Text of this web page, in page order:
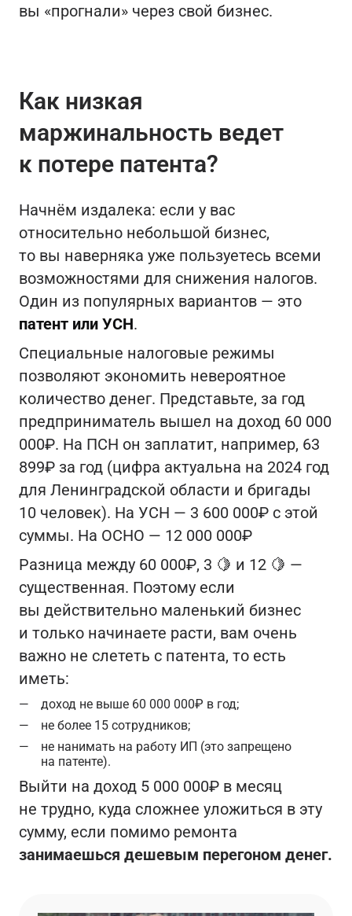
вы «прогнали» через свой бизнес.
Как низкая
маржинальность ведет
к потере патента?
Начнём издалека: если у вас
относительно небольшой бизнес,
то вы наверняка уже пользуетесь всеми
возможностями для снижения налогов.
Один из популярных вариантов — это
патент или УСН.
Специальные налоговые режимы
позволяют экономить невероятное
количество денег. Представьте, за год
предприниматель вышел на доход 60 000
000₽. На ПСН он заплатит, например, 63
899₽ за год (цифра актуальна на 2024 год
для Ленинградской области и бригады
10 человек). На УСН — 3 600 000₽ с этой
суммы. На ОСНО — 12 000 000₽
Разница между 60 000₽, 3 🍋 и 12 🍋 —
существенная. Поэтому если
вы действительно маленький бизнес
и только начинаете расти, вам очень
важно не слететь с патента, то есть
иметь:
доход не выше 60 000 000₽ в год;
не более 15 сотрудников;
не нанимать на работу ИП (это запрещено
на патенте).
Выйти на доход 5 000 000₽ в месяц
не трудно, куда сложнее уложиться в эту
сумму, если помимо ремонта
занимаешься дешевым перегоном денег.